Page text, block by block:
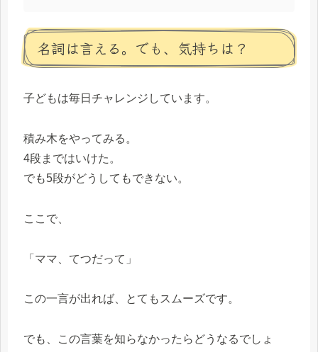
名詞は言える。でも、気持ちは？
子どもは毎日チャレンジしています。
積み木をやってみる。
4段まではいけた。
でも5段がどうしてもできない。
ここで、
「ママ、てつだって」
この一言が出れば、とてもスムーズです。
でも、この言葉を知らなかったらどうなるでしょ